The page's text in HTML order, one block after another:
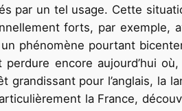
par un tel usage. Cette
forts, par exemple,
phénomène pourtant
encore aujourd’hui
pour l’anglais, la
la France,